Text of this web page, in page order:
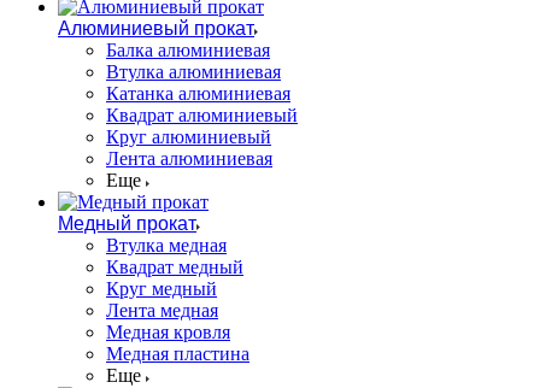
Алюминиевый прокат
Балка алюминиевая
Втулка алюминиевая
Катанка алюминиевая
Квадрат алюминиевый
Круг алюминиевый
Лента алюминиевая
Еще
Медный прокат
Втулка медная
Квадрат медный
Круг медный
Лента медная
Медная кровля
Медная пластина
Еще